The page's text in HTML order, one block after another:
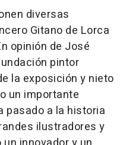
diversas
Gitano de Lorca
opinión de José
pintor
la exposición y nieto
un importante
pasado a la historia
ilustradores y